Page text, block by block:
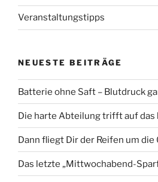
Veranstaltungstipps
NEUESTE BEITRÄGE
Batterie ohne Saft – Blutdruck
Die harte Abteilung trifft auf das
Dann fliegt Dir der Reifen um die
Das letzte „Mittwochabend-